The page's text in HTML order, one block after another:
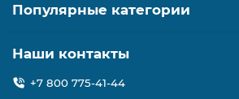
Популярные категории
Наши контакты
+7 800 775-41-44